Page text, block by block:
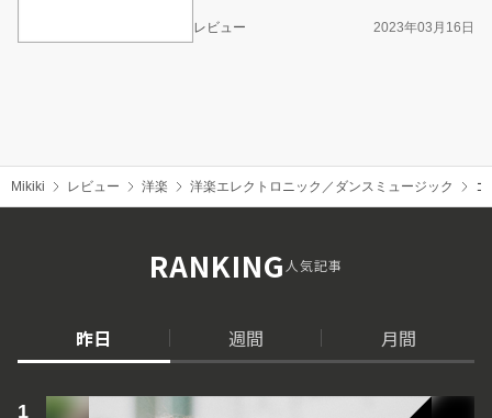
レビュー 2023年03月16日
Mikiki レビュー 洋楽 洋楽エレクトロニック／ダンスミュージック
RANKING人気記事
昨日 週間 月間